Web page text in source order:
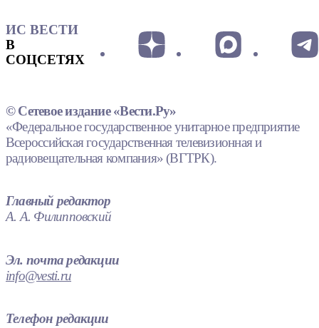
ИС ВЕСТИ
В
СОЦСЕТЯХ
© Сетевое издание «Вести.Ру»
«Федеральное государственное унитарное предприятие
Всероссийская государственная телевизионная и
радиовещательная компания» (ВГТРК).
Главный редактор
А. А. Филипповский
Эл. почта редакции
info@vesti.ru
Телефон редакции